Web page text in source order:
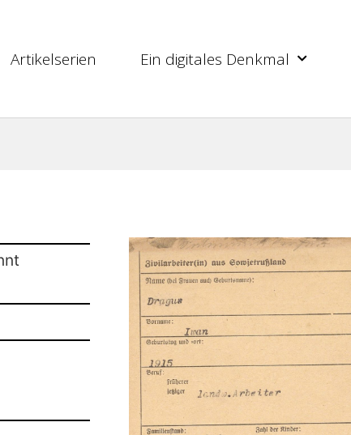
Artikelserien Ein digitales Denkmal